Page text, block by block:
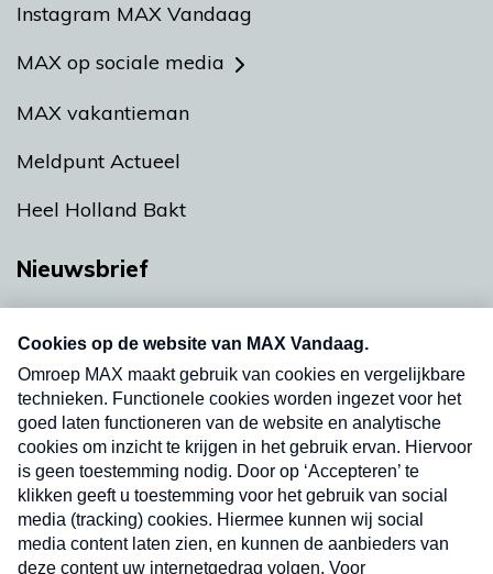
Instagram MAX Vandaag
MAX op sociale media
MAX vakantieman
Meldpunt Actueel
Heel Holland Bakt
Nieuwsbrief
nieuwsbrief. Elke vrijdag- en dinsdagochtend in
uw mailbox.
Verzend